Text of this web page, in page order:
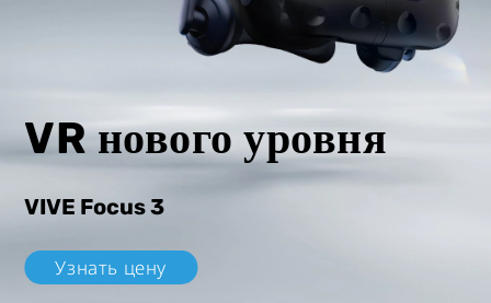
VR нового уровня
VIVE Focus 3
Узнать цену